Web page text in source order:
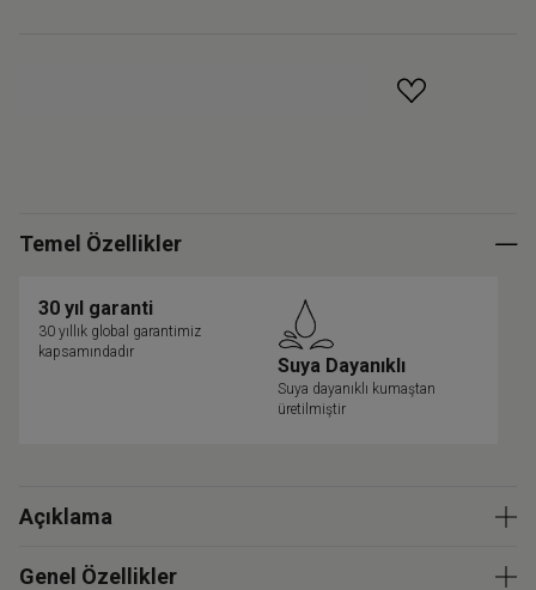
Temel Özellikler
30 yıl garanti
30 yıllık global garantimiz
kapsamındadır
Suya Dayanıklı
Suya dayanıklı kumaştan
üretilmiştir
Açıklama
Genel Özellikler